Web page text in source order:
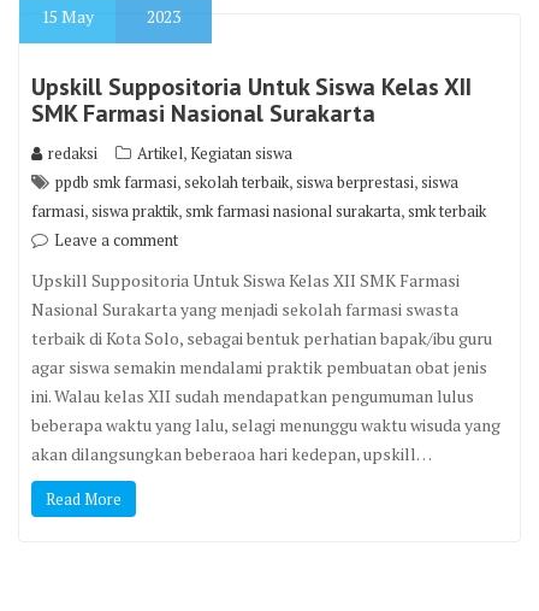
15 May 2023
Upskill Suppositoria Untuk Siswa Kelas XII
SMK Farmasi Nasional Surakarta
redaksi Artikel,Kegiatan siswa
ppdb smk farmasi,sekolah terbaik,siswa berprestasi,siswa
farmasi,siswa praktik,smk farmasi nasional surakarta,smk terbaik
Leave a comment
Upskill Suppositoria Untuk Siswa Kelas XII SMK Farmasi
Nasional Surakarta yang menjadi sekolah farmasi swasta
terbaik di Kota Solo, sebagai bentuk perhatian bapak/ibu guru
agar siswa semakin mendalami praktik pembuatan obat jenis
ini. Walau kelas XII sudah mendapatkan pengumuman lulus
beberapa waktu yang lalu, selagi menunggu waktu wisuda yang
akan dilangsungkan beberaoa hari kedepan, upskill…
Read More